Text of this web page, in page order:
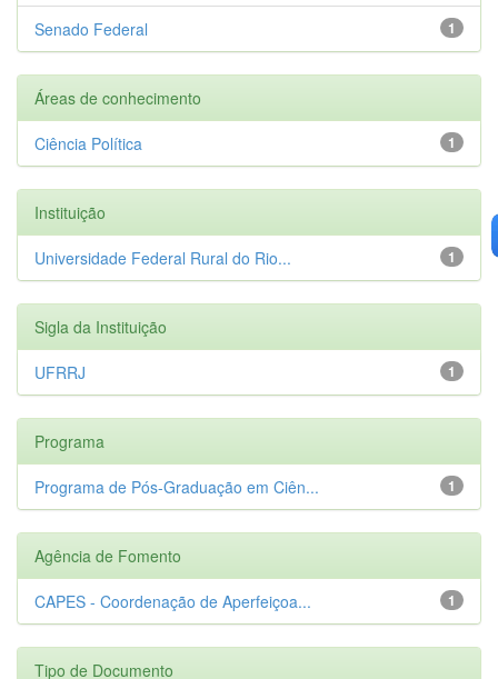
1
Senado Federal
Áreas de conhecimento
1
Ciência Política
Instituição
1
Universidade Federal Rural do Rio...
Sigla da Instituição
1
UFRRJ
Programa
1
Programa de Pós-Graduação em Ciên...
Agência de Fomento
1
CAPES - Coordenação de Aperfeiçoa...
Tipo de Documento